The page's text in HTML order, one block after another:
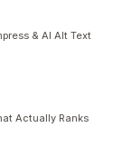
& AI Alt Text
Actually Ranks